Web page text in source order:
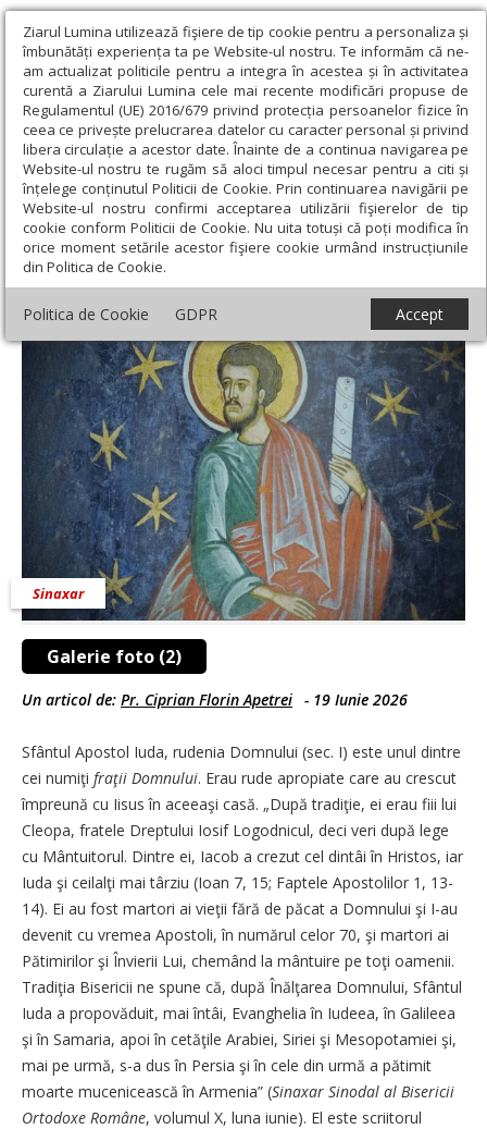
Ziarul Lumina utilizează fişiere de tip cookie pentru a personaliza și
îmbunătăți experiența ta pe Website-ul nostru. Te informăm că ne-
am actualizat politicile pentru a integra în acestea și în activitatea
curentă a Ziarului Lumina cele mai recente modificări propuse de
Regulamentul (UE) 2016/679 privind protecția persoanelor fizice în
ceea ce privește prelucrarea datelor cu caracter personal și privind
libera circulație a acestor date. Înainte de a continua navigarea pe
Website-ul nostru te rugăm să aloci timpul necesar pentru a citi și
înțelege conținutul Politicii de Cookie. Prin continuarea navigării pe
Website-ul nostru confirmi acceptarea utilizării fişierelor de tip
cookie conform Politicii de Cookie. Nu uita totuși că poți modifica în
orice moment setările acestor fişiere cookie urmând instrucțiunile
din Politica de Cookie.
Politica de Cookie GDPR Accept
Ziarul Lumina › Teologie și spiritualitate › Sinaxar › Sf. Ap. Iuda,
rudenia Domnului; Sf. Cuv. Paisie cel Mare
Sf. Ap. Iuda, rudenia Domnului; Sf. Cuv.
Paisie cel Mare
Galerie foto (2)
Sinaxar
Un articol de: Pr. Ciprian Florin Apetrei - 19 Iunie 2026
Sfântul Apostol Iuda, rudenia Domnului (sec. I) este unul dintre
cei numiţi fraţii Domnului. Erau rude apropiate care au crescut
împreună cu Iisus în aceeaşi casă. „După tradiţie, ei erau fiii lui
Cleopa, fratele Dreptului Iosif Logodnicul, deci veri după lege
cu Mântuitorul. Dintre ei, Iacob a crezut cel dintâi în Hristos, iar
Iuda şi ceilalţi mai târziu (Ioan 7, 15; Faptele Apostolilor 1, 13-
14). Ei au fost martori ai vieţii fără de păcat a Domnului şi I-au
devenit cu vremea Apostoli, în numărul celor 70, şi martori ai
Pătimirilor şi Învierii Lui, chemând la mântuire pe toţi oamenii.
Tradiţia Bisericii ne spune că, după Înălţarea Domnului, Sfântul
Iuda a propovăduit, mai întâi, Evanghelia în Iudeea, în Galileea
şi în Samaria, apoi în cetăţile Arabiei, Siriei şi Mesopotamiei şi,
mai pe urmă, s-a dus în Persia şi în cele din urmă a pătimit
moarte mucenicească în Armenia” (Sinaxar Sinodal al Bisericii
Ortodoxe Române, volumul X, luna iunie). El este scriitorul